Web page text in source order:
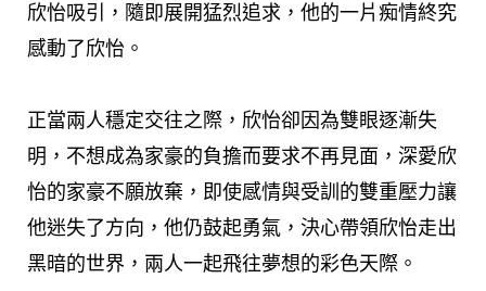
欣怡吸引，隨即展開猛烈追求，他的一片痴情終究
感動了欣怡。
正當兩人穩定交往之際，欣怡卻因為雙眼逐漸失
明，不想成為家豪的負擔而要求不再見面，深愛欣
怡的家豪不願放棄，即使感情與受訓的雙重壓力讓
他迷失了方向，他仍鼓起勇氣，決心帶領欣怡走出
黑暗的世界，兩人一起飛往夢想的彩色天際。